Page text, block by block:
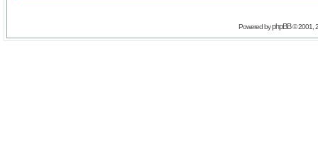
Powered byphpBB© 2001,